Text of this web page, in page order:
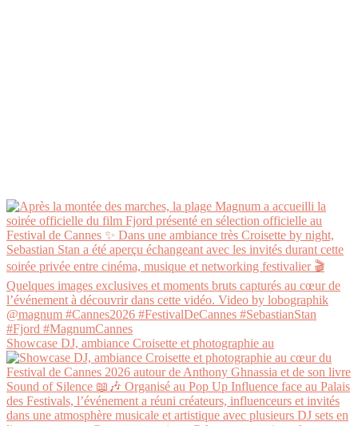
Showcase DJ, ambiance Croisette et photographie au